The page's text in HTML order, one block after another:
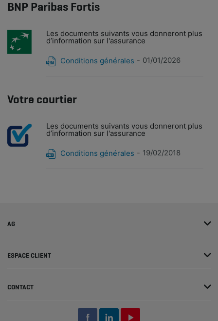
BNP Paribas Fortis
Les documents suivants vous donneront plus
d’information sur l'assurance
Conditions générales 01/01/2026
Votre courtier
Les documents suivants vous donneront plus
d’information sur l'assurance
Conditions générales 19/02/2018
AG
ESPACE CLIENT
CONTACT